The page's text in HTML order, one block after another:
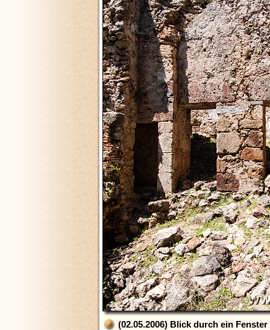
(02.05.2006) Blick durch ein